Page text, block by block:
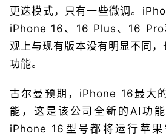
更迭模式，只有一些微调。
iPhone 16、16 Plus、16
观上与现有版本没有明显不同
功能。
古尔曼预期，iPhone 16最大
能，这是该公司全新的AI功
iPhone 16型号都将运行苹